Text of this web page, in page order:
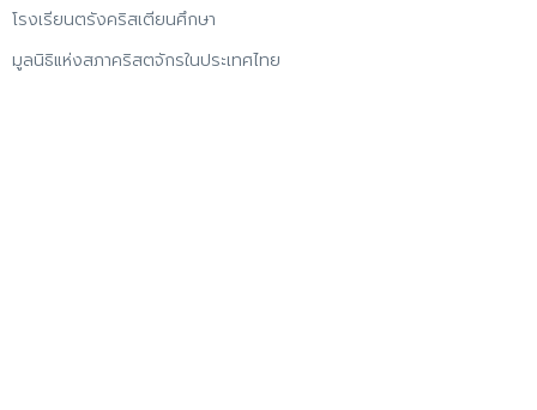
โรงเรียนตรังคริสเตียนศึกษา
มูลนิธิแห่งสภาคริสตจักรในประเทศไทย